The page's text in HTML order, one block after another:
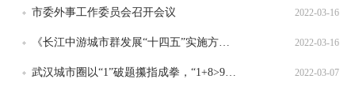
市委外事工作委员会召开会议 2022-03-16
2022-03-16
2022-03-07